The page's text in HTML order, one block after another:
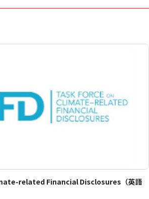
related Financial Disclosures（英語